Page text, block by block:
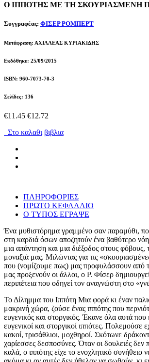
Ο ΙΠΠΟΤΗΣ ΜΕ ΤΗ ΣΚΟΥΡΙΑΣΜΕΝΗ
Συγγραφέας: ΦΙΣΕΡ ΡΟΜΠΕΡΤ
Μετάφραση: ΑΧΙΛΛΕΑΣ ΚΥΡΙΑΚΙΔΗΣ
Εκδόθηκε: 25/09/2015
ISBN: 960-7073-70-3
Σελίδες: 136
€11.45 €12.72
Στο καλαθι βιβλια
ΠΛΗΡΟΦΟΡΙΕΣ
ΠΡΩΤΟ ΚΕΦΑΛΑΙΟ
Ο ΤΥΠΟΣ ΕΓΡΑΨΕ
Ένα μυθιστόρημα γραμμένο σαν παραμύθι,
στη καρδιά όσων αποζητούν ένα βαθύτερο
μια απάντηση και μια διέξοδος στους φόβους,
μοναξιά μας. Μιλώντας για τις
που (νομίζουμε πως) μας προφυλάσσουν από
μας προξενούν οι άλλοι, ο Ρ. Φίσερ
περιπέτεια που οδηγεί τον αναγνώστη στο
Το Δίλημμα του Ιππότη Μια φορά κι έναν
μακρινή χώρα, ζούσε ένας ιππότης που
ευγενικός και στοργικός. Έκανε όλα αυτά που
ευγενικοί και στοργικοί ιππότες. Πολεμούσε
κακοί, τρισάθλιοι, μοχθηροί. Σκότωνε
χαρίεσσες δεσποσύνες. Όταν οι δουλειές δεν
καλά, ο ιππότης είχε το ενοχλητικό συνήθειο